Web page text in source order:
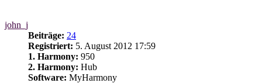
john_j
Beiträge: 24
Registriert: 5. August 2012 17:59
1. Harmony: 950
2. Harmony: Hub
Software: MyHarmony